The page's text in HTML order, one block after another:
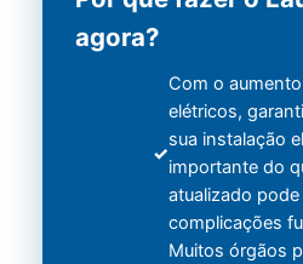
agora?
Com o
elétricos,
sua instalação
importante do
atualizado
complicações
Muitos órgãos